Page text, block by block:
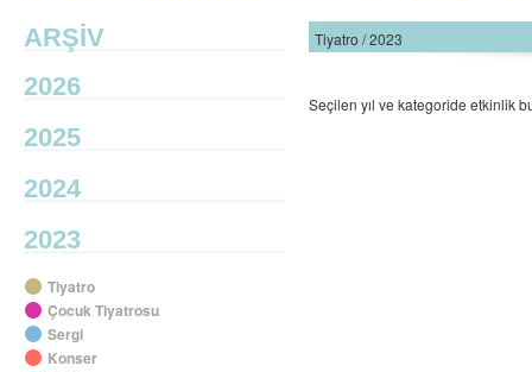
ARŞİV
2026
2025
2024
2023
Tiyatro
Çocuk Tiyatrosu
Sergi
Konser
Tiyatro / 2023
Seçilen yıl ve kategoride etkinlik